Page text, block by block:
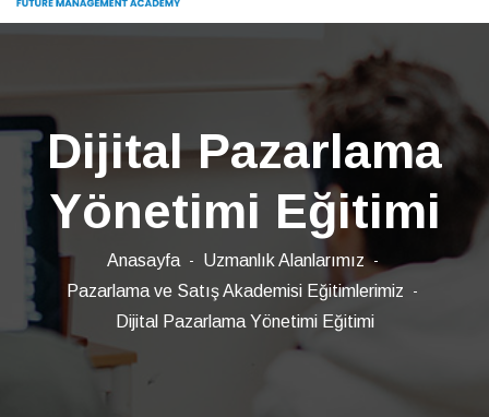
Dijital Pazarlama
Yönetimi Eğitimi
Anasayfa
Uzmanlık Alanlarımız
Pazarlama ve Satış Akademisi Eğitimlerimiz
Dijital Pazarlama Yönetimi Eğitimi